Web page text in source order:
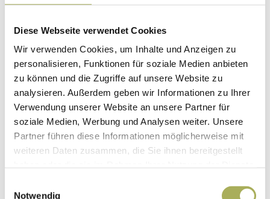
Diese Webseite verwendet Cookies
Wir verwenden Cookies, um Inhalte und Anzeigen zu
personalisieren, Funktionen für soziale Medien anbieten
zu können und die Zugriffe auf unsere Website zu
analysieren. Außerdem geben wir Informationen zu Ihrer
Verwendung unserer Website an unsere Partner für
soziale Medien, Werbung und Analysen weiter. Unsere
Partner führen diese Informationen möglicherweise mit
weiteren Daten zusammen, die Sie ihnen bereitgestellt
Notwendig
GerLux
50,95
m²